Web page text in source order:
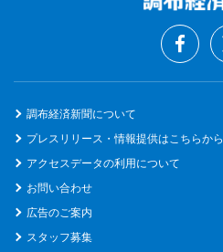
調布経済新聞について
プレスリリース・情報提供はこちらから
アクセスデータの利用について
お問い合わせ
広告のご案内
スタッフ募集